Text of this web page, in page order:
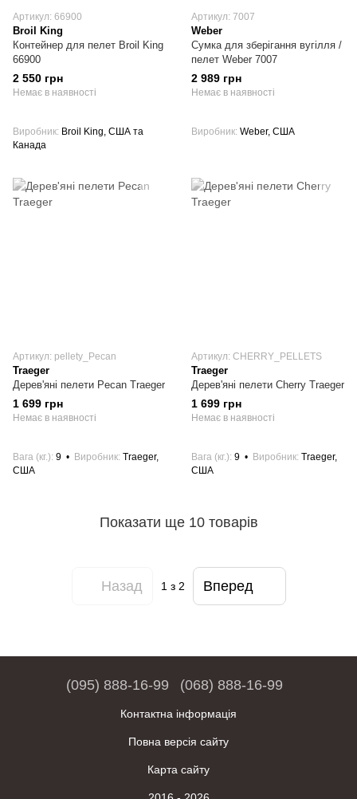
Артикул: 66900
Broil King
Контейнер для пелет Broil King
66900
2 550 грн
Немає в наявності
Виробник Broil King, США та
Канада
Артикул: 7007
Weber
Сумка для зберігання вугілля /
пелет Weber 7007
2 989 грн
Немає в наявності
Виробник Weber, США
Артикул: pellety_Pecan
Traeger
Дерев'яні пелети Pecan Traeger
1 699 грн
Немає в наявності
Вага (кг.) 9 Виробник Traeger,
США
Артикул: CHERRY_PELLETS
Traeger
Дерев'яні пелети Cherry Traeger
1 699 грн
Немає в наявності
Вага (кг.) 9 Виробник Traeger,
США
Показати ще 10 товарів
Назад 1 з 2 Вперед
(095) 888-16-99 (068) 888-16-99
Контактна інформація
Повна версія сайту
Карта сайту